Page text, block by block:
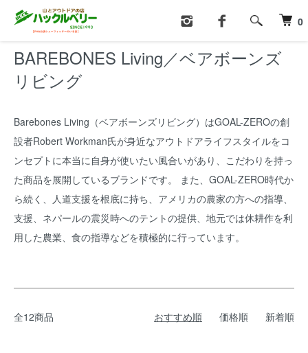
0
ホーム BAREBONES Living／ベアボーンズリビング
BAREBONES Living／ベアボーンズ
リビング
Barebones Living（ベアボーンズリビング）はGOAL-ZEROの創
設者Robert Workman氏が身近なアウトドアライフスタイルをコ
ンセプトに本当に自身が使いたい風合いがあり、こだわりを持っ
た商品を展開しているブランドです。 また、GOAL-ZERO時代か
ら続く、人道支援を根底に持ち、アメリカの農家の方への指導、
支援、ネパールの震災時へのテントの提供、地元では休耕作を利
用した農業、食の指導などを積極的に行っています。
全12商品 おすすめ順 価格順 新着順